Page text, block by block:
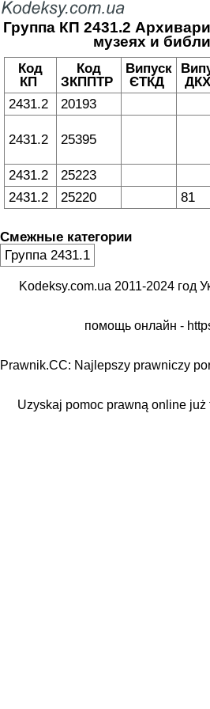
Группа КП 2431.2
музеях и
Код
КП
Код
ЗКППТР
Випуск
ЄТКД
2431.2
20193
2431.2 25395
2431.2
25223
2431.2
25220 81
Смежные категории
Группа 2431.1
Kodeksy.com.ua 2011-2024 год
помощь онлайн -
Prawnik.CC: Najlepszy prawniczy
Uzyskaj pomoc prawną online już